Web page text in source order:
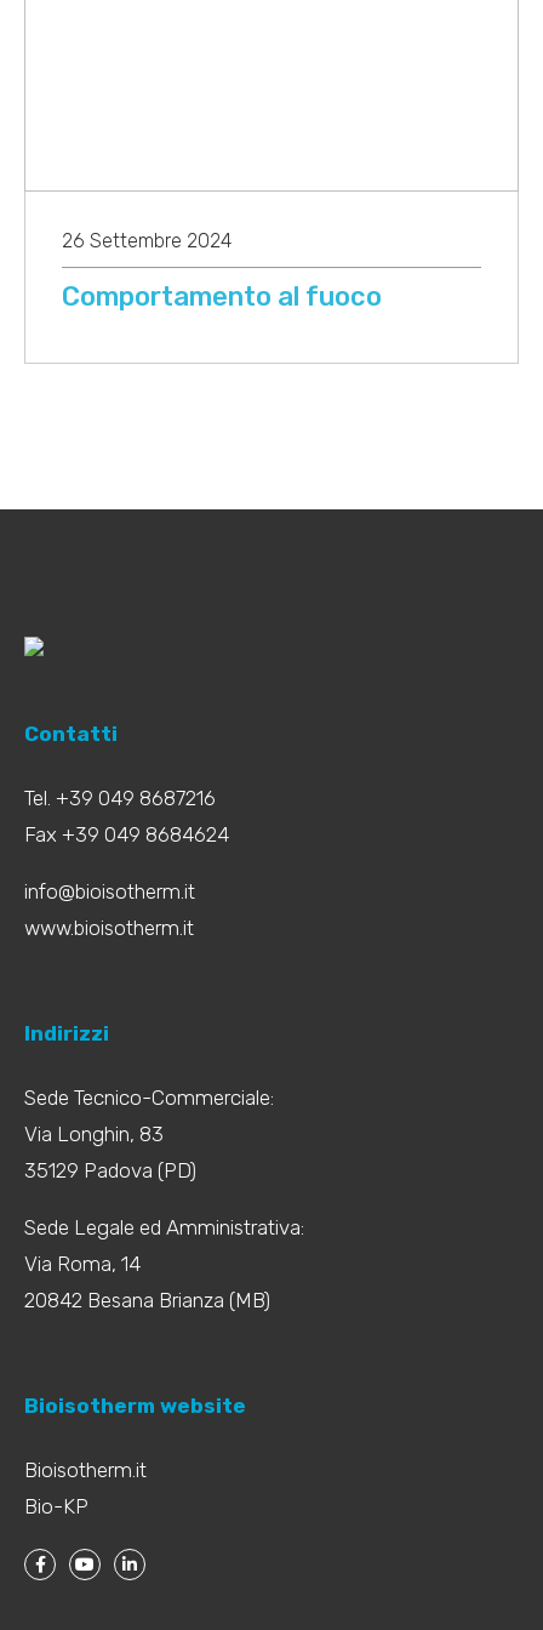
26 Settembre 2024
Comportamento al fuoco
Contatti
Tel. +39 049 8687216
Fax +39 049 8684624
info@bioisotherm.it
www.bioisotherm.it
Indirizzi
Sede Tecnico-Commerciale:
Via Longhin, 83
35129 Padova (PD)
Sede Legale ed Amministrativa:
Via Roma, 14
20842 Besana Brianza (MB)
Bioisotherm website
Bioisotherm.it
Bio-KP